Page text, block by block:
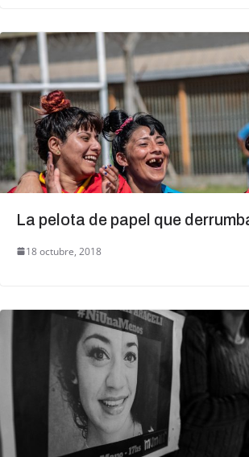
La pelota de papel que
18 octubre, 2018